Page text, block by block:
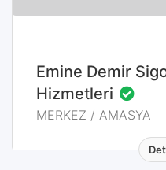
Emine Demir
Hizmetleri
MERKEZ / AMASYA